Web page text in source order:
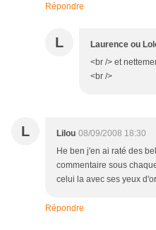
Répondre
L Laurence ou
<br /> et
<br />
L Lilou 08/09/2008 18:30
He ben j'en ai raté des
commentaire sous
celui la avec ses yeux
Répondre